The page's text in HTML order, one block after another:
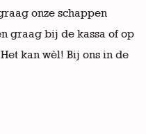
onze schappen
graag bij de kassa of op
kan wèl! Bij ons in de